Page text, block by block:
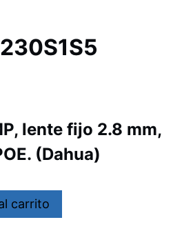
lente fijo 2.8 mm,
(Dahua)
carrito